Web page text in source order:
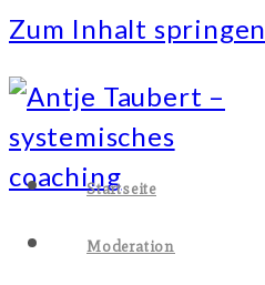
Zum Inhalt springen
Startseite
Moderation